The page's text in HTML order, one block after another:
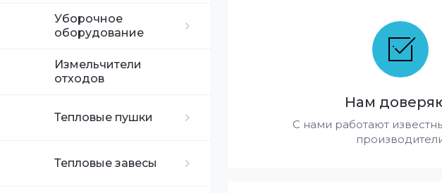
Уборочное
оборудование
Измельчители
отходов
Тепловые пушки
Тепловые завесы
Нам
С нами работают